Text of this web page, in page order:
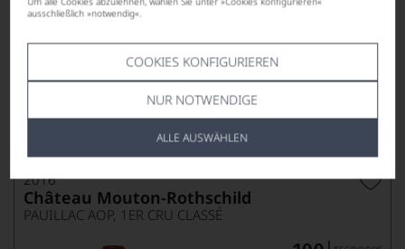
ausschließlich »notwendig«.
COOKIES KONFIGURIEREN
NUR NOTWENDIGE
ALLE AUSWÄHLEN
2016
Château Mouton-Rothschild
PAUILLAC AOP, 1ER CRU CLASSÉ